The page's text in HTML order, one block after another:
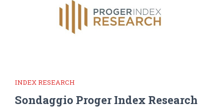
INDEX RESEARCH
Sondaggio Proger Index Research